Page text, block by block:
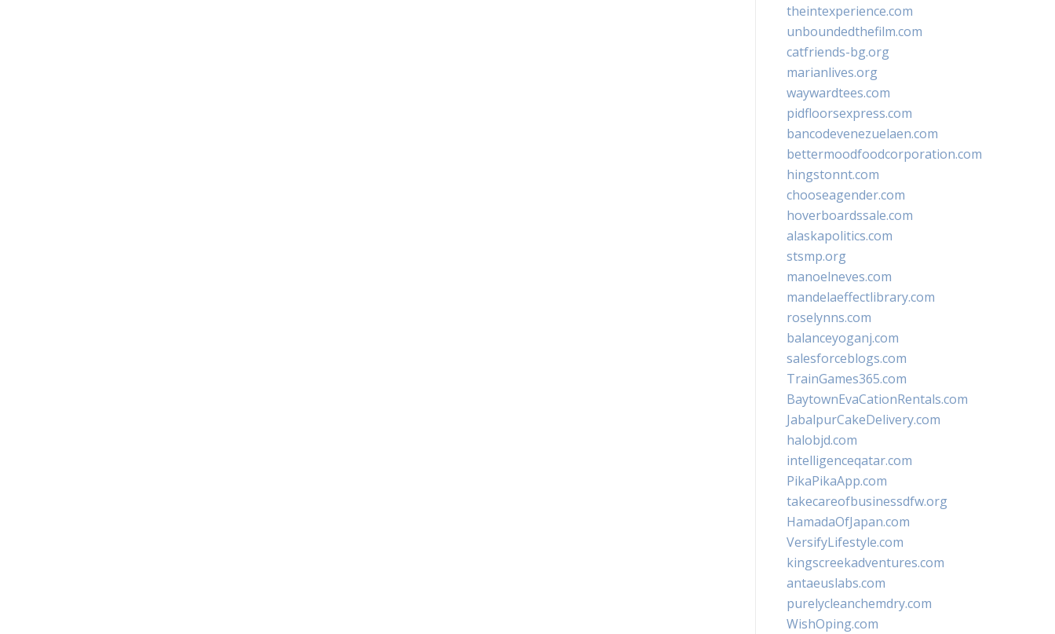
theintexperience.com
unboundedthefilm.com
catfriends-bg.org
marianlives.org
waywardtees.com
pidfloorsexpress.com
bancodevenezuelaen.com
bettermoodfoodcorporation.com
hingstonnt.com
chooseagender.com
hoverboardssale.com
alaskapolitics.com
stsmp.org
manoelneves.com
mandelaeffectlibrary.com
roselynns.com
balanceyoganj.com
salesforceblogs.com
TrainGames365.com
BaytownEvaCationRentals.com
JabalpurCakeDelivery.com
halobjd.com
intelligenceqatar.com
PikaPikaApp.com
takecareofbusinessdfw.org
HamadaOfJapan.com
VersifyLifestyle.com
kingscreekadventures.com
antaeuslabs.com
purelycleanchemdry.com
WishOping.com